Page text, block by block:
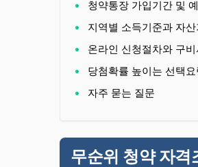
청약통장 가입기간 및
지역별 소득기준과 자산
온라인 신청절차와 구비
당첨확률 높이는 선택요
자주 묻는 질문
무순위 청약 자격